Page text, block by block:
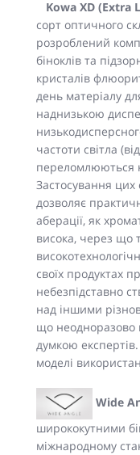
Kowa XD (Extra
сорт оптичного
розроблений
біноклів та
кристалів
день матеріалу
наднизькою
частоти світла
переломлюються
Застосування цих
дозволяє
аберації, як
висока, через що
своїх продуктах
небезпідставно
над іншими
що неодноразово
думкою експертів.
моделі
Wide
ширококутними
міжнародному